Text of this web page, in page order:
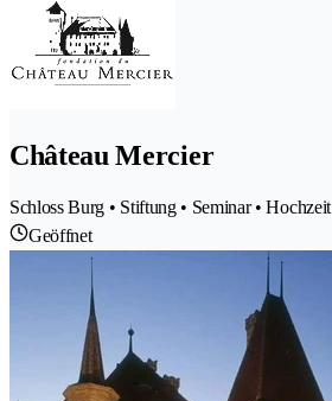
Château Mercier
Schloss Burg • Stiftung • Seminar • Hochzeit
Geöffnet